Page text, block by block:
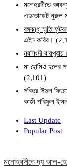
মনোহরদীতে
এডভোকেট নুরুল
বঙ্গবন্ধু স্মৃতি
এইচ কবির।
নরসিংদী
মা হোমিও হলের
(2,101)
পবিত্র ঈদুল
কাজী শরিফুল
Last Update
Popular Post
মনোহরদীতে দ্য আল-